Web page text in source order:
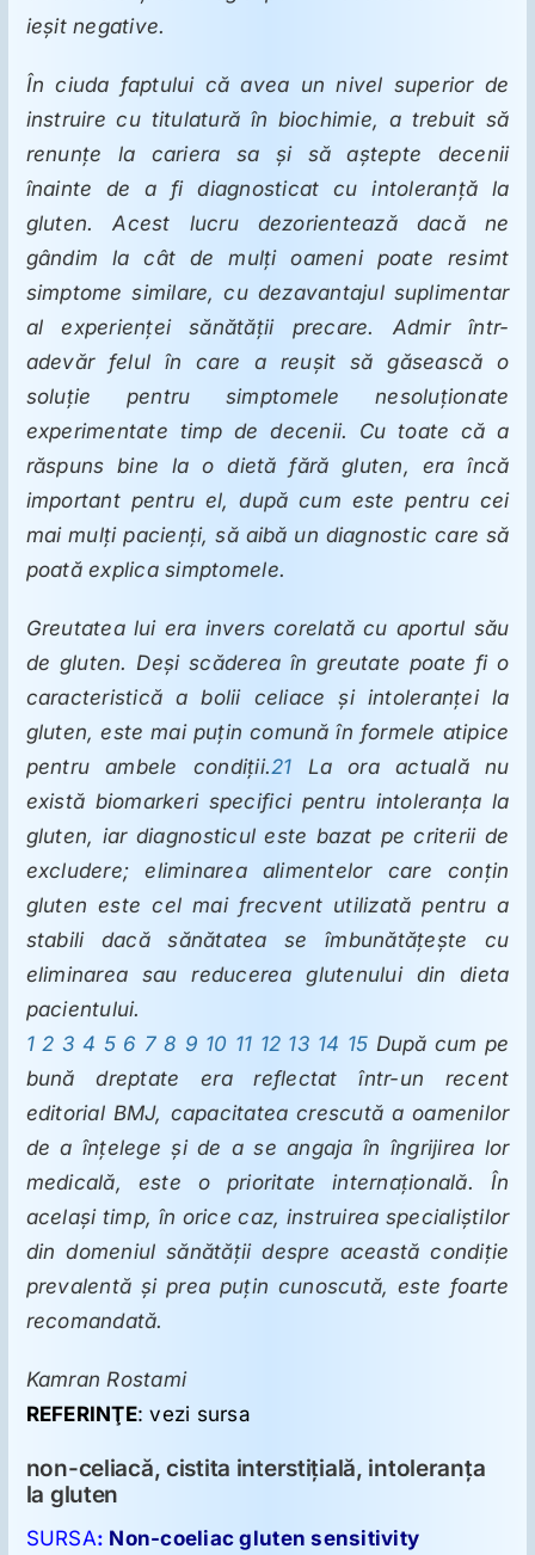
ieşit negative.
În ciuda faptului că avea un nivel superior de
instruire cu titulatură în biochimie, a trebuit să
renunţe la cariera sa şi să aştepte decenii
înainte de a fi diagnosticat cu intoleranţă la
gluten. Acest lucru dezorientează dacă ne
gândim la cât de mulţi oameni poate resimt
simptome similare, cu dezavantajul suplimentar
al experienţei sănătăţii precare. Admir într-
adevăr felul în care a reuşit să găsească o
soluţie pentru simptomele nesoluţionate
experimentate timp de decenii. Cu toate că a
răspuns bine la o dietă fără gluten, era încă
important pentru el, după cum este pentru cei
mai mulţi pacienţi, să aibă un diagnostic care să
poată explica simptomele.
Greutatea lui era invers corelată cu aportul său
de gluten. Deşi scăderea în greutate poate fi o
caracteristică a bolii celiace şi intoleranţei la
gluten, este mai puţin comună în formele atipice
pentru ambele condiţii.21 La ora actuală nu
există biomarkeri specifici pentru intoleranţa la
gluten, iar diagnosticul este bazat pe criterii de
excludere; eliminarea alimentelor care conţin
gluten este cel mai frecvent utilizată pentru a
stabili dacă sănătatea se îmbunătăţeşte cu
eliminarea sau reducerea glutenului din dieta
pacientului.
1 2 3 4 5 6 7 8 9 10 11 12 13 14 15 După cum pe
bună dreptate era reflectat într-un recent
editorial BMJ, capacitatea crescută a oamenilor
de a înţelege şi de a se angaja în îngrijirea lor
medicală, este o prioritate internaţională. În
acelaşi timp, în orice caz, instruirea specialiştilor
din domeniul sănătăţii despre această condiţie
prevalentă şi prea puţin cunoscută, este foarte
recomandată.
Kamran Rostami
REFERINŢE: vezi sursa
non-celiacă, cistita interstiţială, intoleranţa
la gluten
SURSA: Non-coeliac gluten sensitivity